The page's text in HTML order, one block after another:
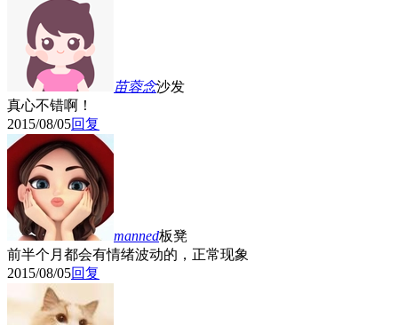
苗蓉念沙发
真心不错啊！
2015/08/05回复
manned板凳
前半个月都会有情绪波动的，正常现象
2015/08/05回复